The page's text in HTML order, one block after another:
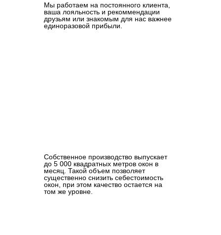
Мы работаем на постоянного клиента,
ваша лояльность и рекоммендации
друзьям или знакомым для нас важнее
единоразовой прибыли.
Собственное производство выпускает
до 5 000 квадратных метров окон в
месяц. Такой объем позволяет
существенно снизить себестоимость
окон, при этом качество остается на
том же уровне.